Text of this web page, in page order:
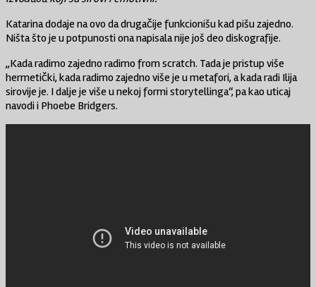
Katarina dodaje na ovo da drugačije funkcionišu kad pišu zajedno.
Ništa što je u potpunosti ona napisala nije još deo diskografije.
„Kada radimo zajedno radimo from scratch. Tada je pristup više
hermetički, kada radimo zajedno više je u metafori, a kada radi Ilija
sirovije je. I dalje je više u nekoj formi storytellinga“, pa kao uticaj
navodi i Phoebe Bridgers.